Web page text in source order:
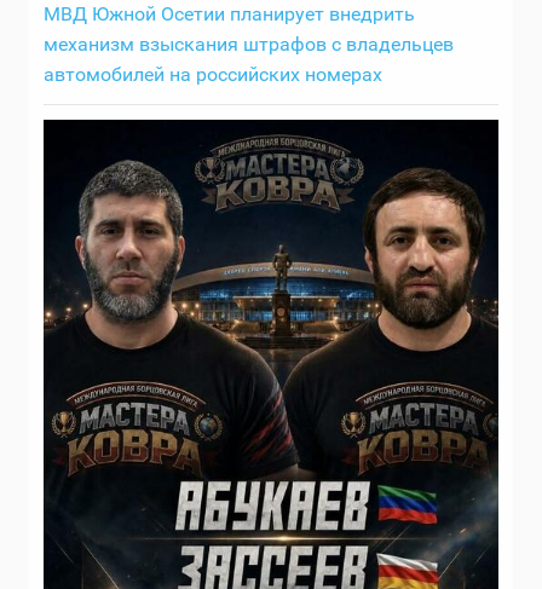
МВД Южной Осетии планирует внедрить
механизм взыскания штрафов с владельцев
автомобилей на российских номерах